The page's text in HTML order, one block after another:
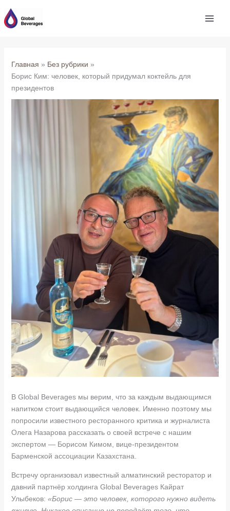
содержимому
Главная
Без рубрики
Борис Ким: человек, который придумал коктейль для
президентов
В Global Beverages мы верим, что за каждым выдающимся
напитком стоит выдающийся человек. Именно поэтому мы
попросили известного ресторанного критика и журналиста
Олега Назарова рассказать о своей встрече с нашим
экспертом — Борисом Кимом, вице-президентом
Барменской ассоциации Казахстана.
Встречу организовал известный алматинский ресторатор и
давний партнёр холдинга Global Beverages Кайрат
Улыбеков: «Борис — это человек, которого нужно видеть